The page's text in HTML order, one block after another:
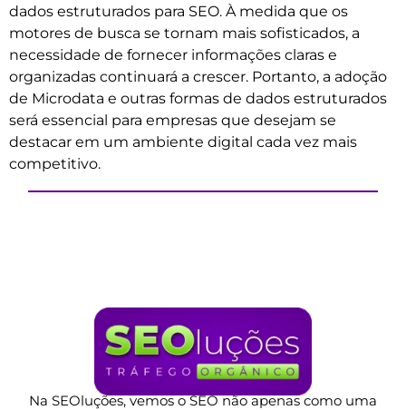
dados estruturados para SEO. À medida que os
motores de busca se tornam mais sofisticados, a
necessidade de fornecer informações claras e
organizadas continuará a crescer. Portanto, a adoção
de Microdata e outras formas de dados estruturados
será essencial para empresas que desejam se
destacar em um ambiente digital cada vez mais
competitivo.
Na SEOluções, vemos o SEO não apenas como uma